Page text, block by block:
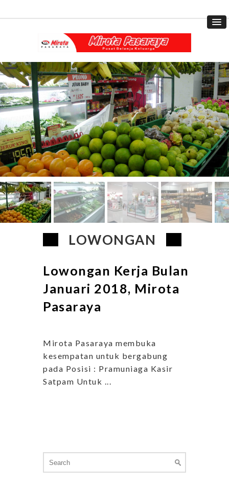
LOWONGAN
Lowongan Kerja Bulan
Januari 2018, Mirota
Pasaraya
Mirota Pasaraya membuka
kesempatan untuk bergabung
pada Posisi : Pramuniaga Kasir
Satpam Untuk ...
for: